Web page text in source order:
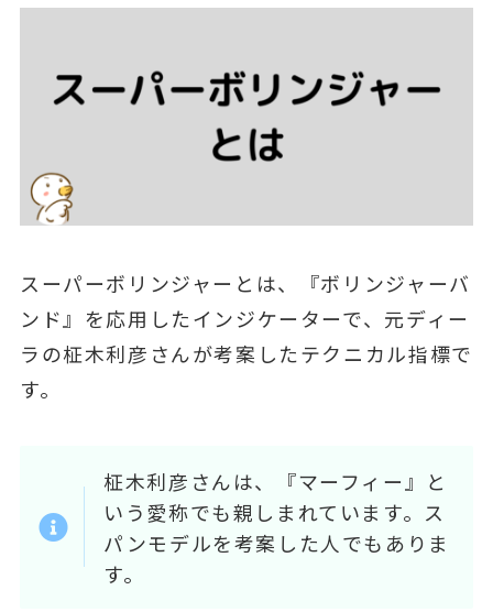
スーパーボリンジャーとは、『ボリンジャーバ
ンド』を応用したインジケーターで、元ディー
ラの柾木利彦さんが考案したテクニカル指標で
す。
柾木利彦さんは、『マーフィー』と
いう愛称でも親しまれています。ス
パンモデルを考案した人でもありま
す。